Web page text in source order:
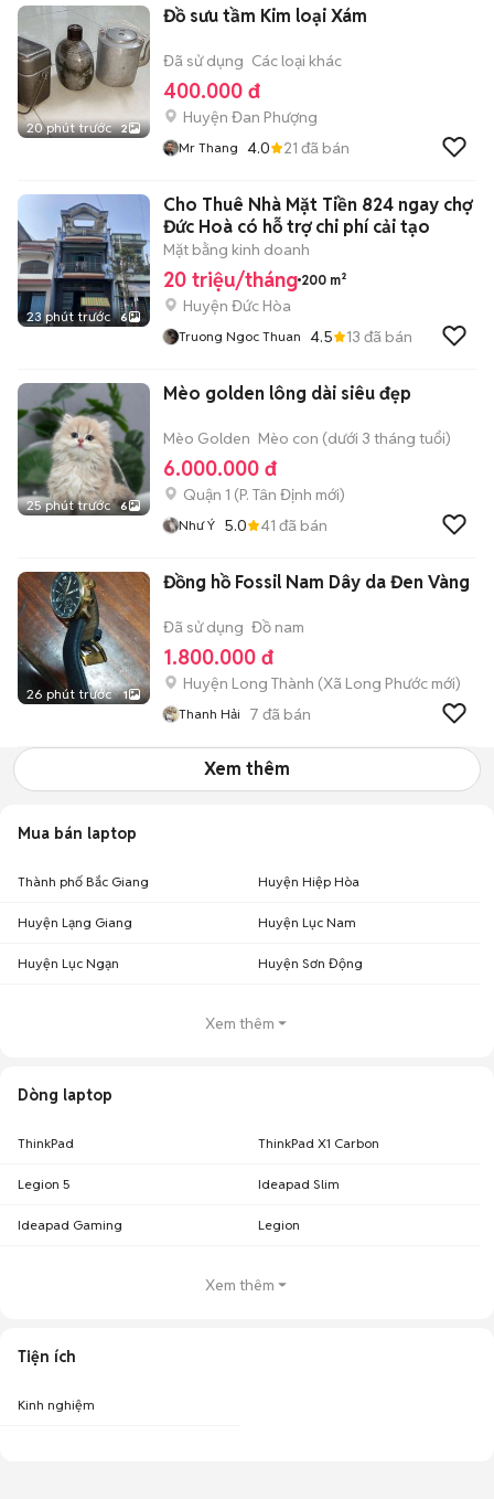
20 phút trước 2
Đồ sưu tầm Kim loại Xám
Đã sử dụng Các loại khác
400.000 đ
Huyện Đan Phượng
Mr Thang 4.0 21 đã bán
23 phút trước 6
Cho Thuê Nhà Mặt Tiền 824 ngay chợ
Đức Hoà có hỗ trợ chi phí cải tạo
Mặt bằng kinh doanh
20 triệu/tháng 200 m²
Huyện Đức Hòa
Truong Ngoc Thuan 4.5 13 đã bán
25 phút trước 6
Mèo golden lông dài siêu đẹp
Mèo Golden Mèo con (dưới 3 tháng tuổi)
6.000.000 đ
Quận 1 (P. Tân Định mới)
Như Ý 5.0 41 đã bán
26 phút trước 1
Đồng hồ Fossil Nam Dây da Đen Vàng
Đã sử dụng Đồ nam
1.800.000 đ
Huyện Long Thành (Xã Long Phước mới)
Thanh Hải 7 đã bán
Xem thêm
Mua bán laptop
Thành phố Bắc Giang Huyện Hiệp Hòa
Huyện Lạng Giang Huyện Lục Nam
Huyện Lục Ngạn Huyện Sơn Động
Xem thêm
Dòng laptop
ThinkPad ThinkPad X1 Carbon
Legion 5 Ideapad Slim
Ideapad Gaming Legion
Xem thêm
Tiện ích
Kinh nghiệm